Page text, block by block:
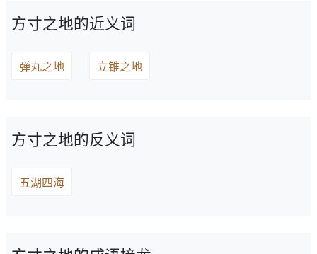
方寸之地的近义词
弹丸之地 立锥之地
方寸之地的反义词
五湖四海